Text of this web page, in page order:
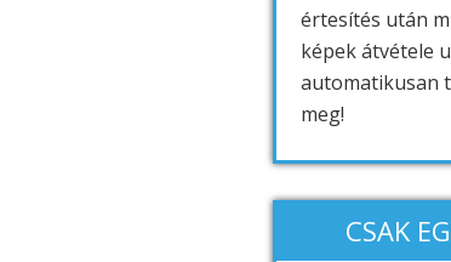
értesítés után
képek átvétele
automatikusan
meg!
CSAK